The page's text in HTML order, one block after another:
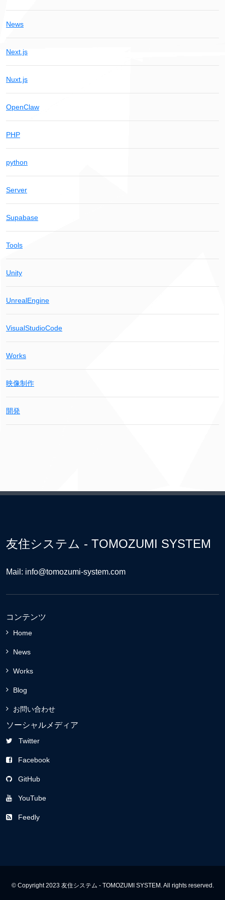
News
Next.js
Nuxt.js
OpenClaw
PHP
python
Server
Supabase
Tools
Unity
UnrealEngine
VisualStudioCode
Works
映像制作
開発
友住システム - TOMOZUMI SYSTEM
Mail: info@tomozumi-system.com
コンテンツ
Home
News
Works
Blog
お問い合わせ
ソーシャルメディア
Twitter
Facebook
GitHub
YouTube
Feedly
© Copyright 2023 友住システム - TOMOZUMI SYSTEM. All rights reserved.